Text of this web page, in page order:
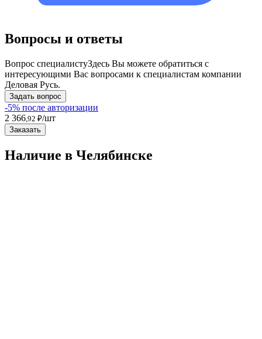
Вопросы и ответы
Вопрос специалистуЗдесь Вы можете обратиться с
интересующими Вас вопросами к специалистам компании
Деловая Русь.
Задать вопрос
-5% после авторизации
2 366 ,92 ₽/шт
Заказать
Наличие в Челябинскe